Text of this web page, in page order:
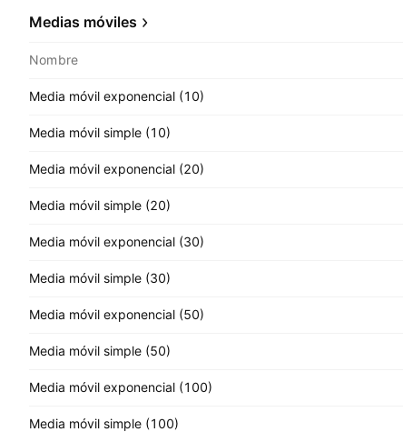
Medias móviles
Nombre
Media móvil exponencial (10)
Media móvil simple (10)
Media móvil exponencial (20)
Media móvil simple (20)
Media móvil exponencial (30)
Media móvil simple (30)
Media móvil exponencial (50)
Media móvil simple (50)
Media móvil exponencial (100)
Media móvil simple (100)